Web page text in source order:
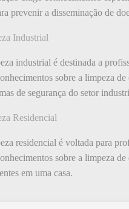
prevenir a disseminação de
Industrial
industrial é destinada a
sobre a limpeza
de segurança do setor
Residencial
residencial é voltada para
sobre a limpeza
em uma casa.